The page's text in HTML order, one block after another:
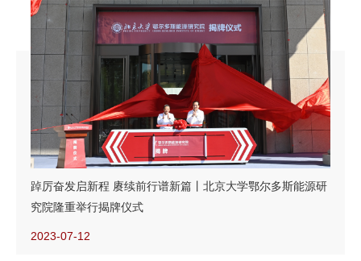
踔厉奋发启新程 赓续前行谱新篇丨北京大学鄂尔多斯能源研
究院隆重举行揭牌仪式
2023-07-12